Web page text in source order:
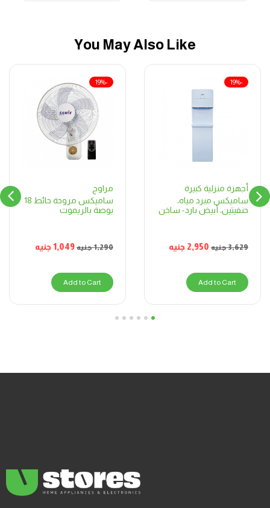
You May Also Like
أجهزة منزلية كبيرة
ساميكس مبرد مياه،
حنفيتين، أبيض بارد- ساخن
3,629جنيه 2,950 جنيه
-19%
Add to Cart
مراوح
ساميكس مروحة حائط 18
بوصة بالريموت
1,290جنيه 1,049جنيه
-19%
Add to Cart
1
2